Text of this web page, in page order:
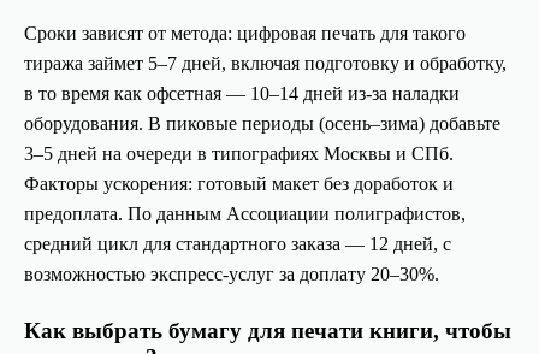
Сроки зависят от метода: цифровая печать для такого
тиража займет 5–7 дней, включая подготовку и обработку,
в то время как офсетная — 10–14 дней из-за наладки
оборудования. В пиковые периоды (осень–зима) добавьте
3–5 дней на очереди в типографиях Москвы и СПб.
Факторы ускорения: готовый макет без доработок и
предоплата. По данным Ассоциации полиграфистов,
средний цикл для стандартного заказа — 12 дней, с
возможностью экспресс-услуг за доплату 20–30%.
Как выбрать бумагу для печати книги, чтобы